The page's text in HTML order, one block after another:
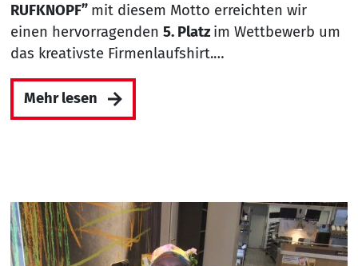
RUFKNOPF” mit diesem Motto erreichten wir
einen hervorragenden 5. Platz im Wettbewerb um
das kreativste Firmenlaufshirt.…
Mehr lesen